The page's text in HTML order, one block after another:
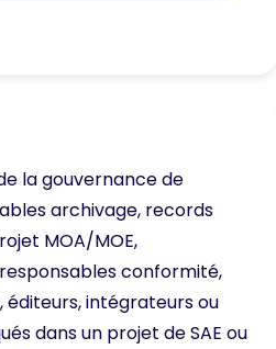
la gouvernance de
archivage, records
MOA/MOE,
conformité,
éditeurs, intégrateurs ou
dans un projet de SAE ou